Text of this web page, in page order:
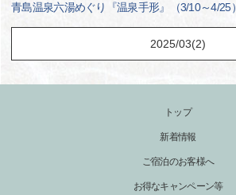
青島温泉六湯めぐり『温泉手形』（3/10～4/25）
トップ
新着情報
ご宿泊のお客様へ
お得なキャンペーン等